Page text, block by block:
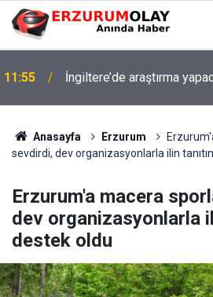
11:55 İngiltere’de araştırma
Anasayfa Erzurum
sevdirdi, dev organizasyonlarla ilin
Erzurum'a macera
dev organizasyonlarla
destek oldu